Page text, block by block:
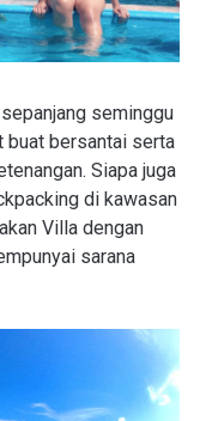
seminggu
buat bersantai serta
Siapa juga
di kawasan
Villa dengan
sarana